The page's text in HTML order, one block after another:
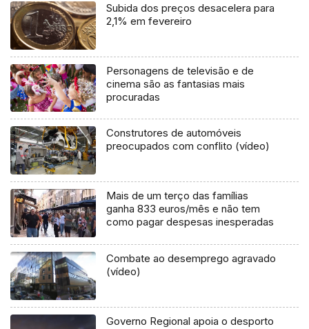
Subida dos preços desacelera para
2,1% em fevereiro
Personagens de televisão e de
cinema são as fantasias mais
procuradas
Construtores de automóveis
preocupados com conflito (vídeo)
Mais de um terço das famílias
ganha 833 euros/mês e não tem
como pagar despesas inesperadas
Combate ao desemprego agravado
(vídeo)
Governo Regional apoia o desporto